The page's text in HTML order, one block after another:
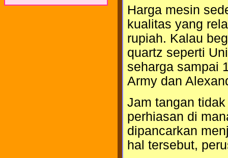
Harga mesin
kualitas yang
rupiah. Kalau
quartz seperti
seharga sampai
Army dan
Jam tangan
perhiasan di
dipancarkan
hal tersebut,